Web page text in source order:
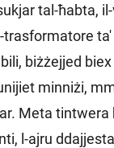
tal-ħabta,
biżżejjed
minniżi,
Meta tintwera
l-ajru